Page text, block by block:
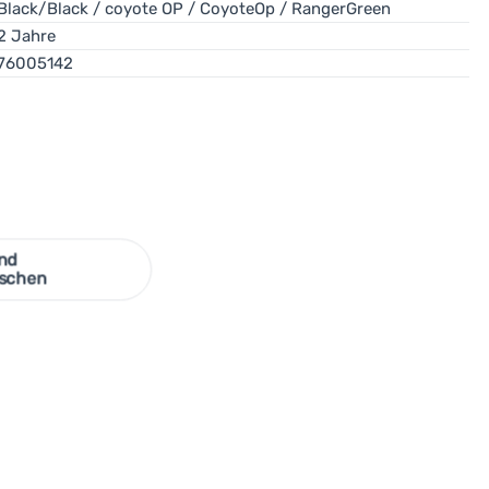
einer Kletterzone im Zehenbereich. Erhöhte
und Eis, oft kompatibel mit Steigeisen.
wünschen, aber auch Unterstützung und Dämpfung
die Fußmuskulatur stärken und den Untergrund unter den
Black / coyote OP / CoyoteOp / RangerGreen
Jahre